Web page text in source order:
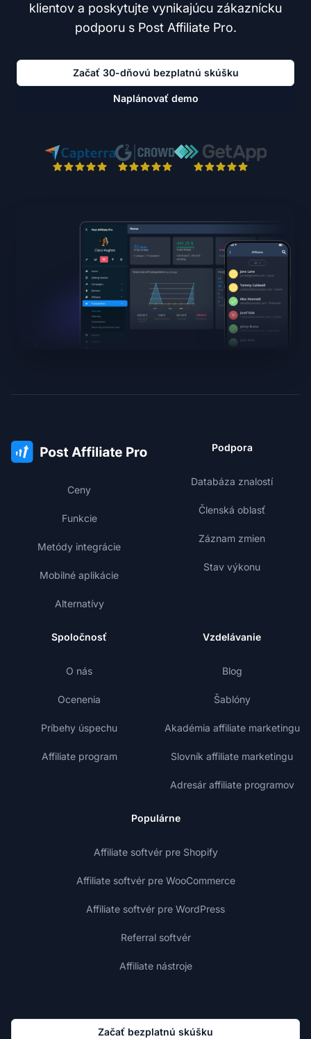
klientov a poskytujte vynikajúcu zákaznícku
podporu s Post Affiliate Pro.
Začať 30-dňovú bezplatnú skúšku
Naplánovať demo
Ceny
Funkcie
Metódy integrácie
Mobilné aplikácie
Alternatívy
Podpora
Databáza znalostí
Členská oblasť
Záznam zmien
Stav výkonu
Spoločnosť
O nás
Ocenenia
Príbehy úspechu
Affiliate program
Vzdelávanie
Blog
Šablóny
Akadémia affiliate marketingu
Slovník affiliate marketingu
Adresár affiliate programov
Populárne
Affiliate softvér pre Shopify
Affiliate softvér pre WooCommerce
Affiliate softvér pre WordPress
Referral softvér
Affiliate nástroje
Začať bezplatnú skúšku